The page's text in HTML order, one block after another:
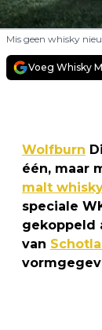
Mis geen whisky
Voeg Whisky
Wolfburn
één, maar
malt
speciale
gekoppeld
van